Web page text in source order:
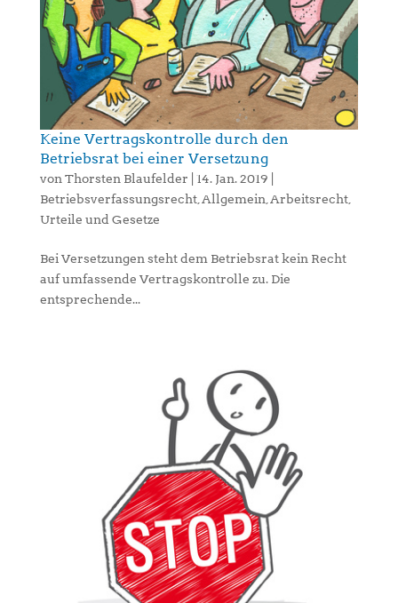
Keine Vertragskontrolle durch den
Betriebsrat bei einer Versetzung
von Thorsten Blaufelder 14. Jan. 2019
Betriebsverfassungsrecht, Allgemein Arbeitsrecht,
Urteile und Gesetze
Bei Versetzungen steht dem Betriebsrat kein Recht
auf umfassende Vertragskontrolle zu. Die
entsprechende...